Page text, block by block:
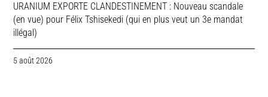
URANIUM EXPORTE CLANDESTINEMENT : Nouveau scandale
(en vue) pour Félix Tshisekedi (qui en plus veut un 3e mandat
illégal)
5 août 2026